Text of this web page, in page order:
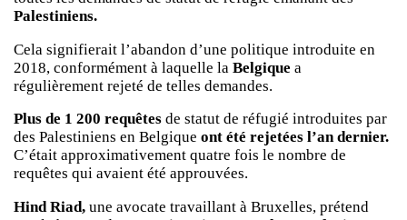
Palestiniens.
Cela signifierait l’abandon d’une politique introduite en
2018, conformément à laquelle la Belgique a
régulièrement rejeté de telles demandes.
Plus de 1 200 requêtes de statut de réfugié introduites par
des Palestiniens en Belgique ont été rejetées l’an dernier.
C’était approximativement quatre fois le nombre de
requêtes qui avaient été approuvées.
Hind Riad, une avocate travaillant à Bruxelles, prétend